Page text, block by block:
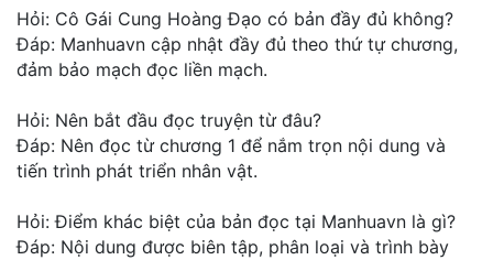
App
Hỏi: Cô Gái Cung Hoàng Đạo có bản đầy đủ không?
Đáp: Manhuavn cập nhật đầy đủ theo thứ tự chương,
đảm bảo mạch đọc liền mạch.
Hỏi: Nên bắt đầu đọc truyện từ đâu?
Đáp: Nên đọc từ chương 1 để nắm trọn nội dung và
tiến trình phát triển nhân vật.
Hỏi: Điểm khác biệt của bản đọc tại Manhuavn là gì?
Đáp: Nội dung được biên tập, phân loại và trình bày